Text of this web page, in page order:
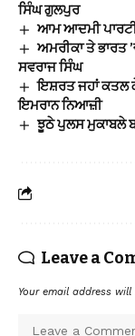
ਸਿੰਘ ਗੁਲਪੁਰ
ਆਮ ਆਦਮੀ ਪਾਰਟੀ
ਅਮਰੀਕਾ ਤੇ ਭਾਰਤ
ਸਵਰਾਜ ਸਿੰਘ
ਇਸ਼ਰਤ ਜਹਾਂ ਕਤਲ
ਇਮਰਾਨ ਨਿਆਜ਼ੀ
ਝੂਠੇ ਪੁਲਸ ਮੁਕਾਬਲੇ
Leave a
Your email address